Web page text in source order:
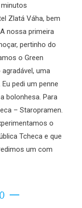
Zlatá Váha, bem
nossa primeira
pertinho do
o Green
uma
pedi um penne
bolonhesa. Para
– Staropramen.
o
Tcheca e que
um com